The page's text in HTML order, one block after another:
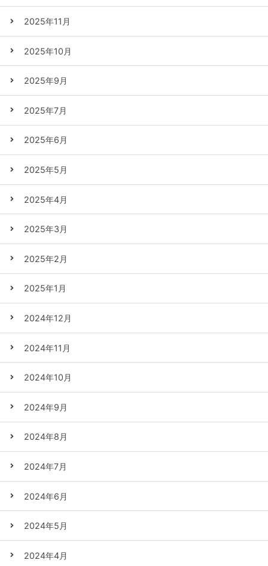
2025年11月
2025年10月
2025年9月
2025年7月
2025年6月
2025年5月
2025年4月
2025年3月
2025年2月
2025年1月
2024年12月
2024年11月
2024年10月
2024年9月
2024年8月
2024年7月
2024年6月
2024年5月
2024年4月